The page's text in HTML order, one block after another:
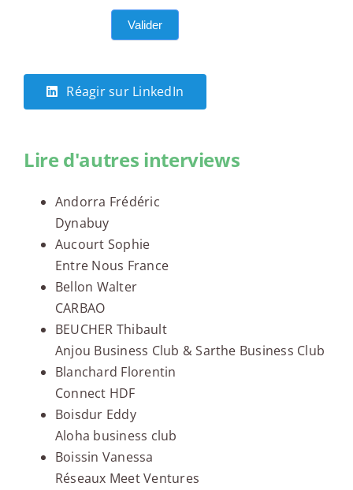
Valider
Réagir sur LinkedIn
Lire d'autres interviews
Andorra Frédéric
Dynabuy
Aucourt Sophie
Entre Nous France
Bellon Walter
CARBAO
BEUCHER Thibault
Anjou Business Club & Sarthe Business Club
Blanchard Florentin
Connect HDF
Boisdur Eddy
Aloha business club
Boissin Vanessa
Réseaux Meet Ventures